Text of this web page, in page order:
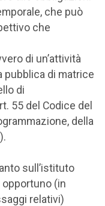
che può
che
di un’attività
pubblica di matrice
di
55 del Codice del
della
sull’istituto
(in
relativi)